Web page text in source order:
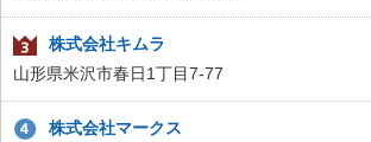
株式会社キムラ
山形県米沢市春日1丁目7-77
株式会社マークス